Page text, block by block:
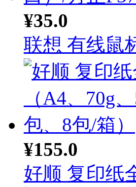
¥35.0
联想 有线鼠
¥155.0
好顺 复印纸